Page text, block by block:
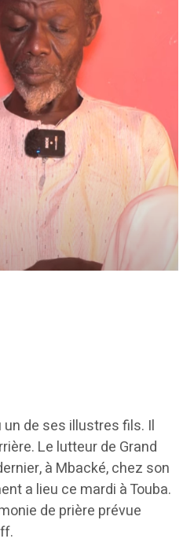
un de ses illustres fils. Il
Le lutteur de Grand
à Mbacké, chez son
a lieu ce mardi à Touba.
de prière prévue